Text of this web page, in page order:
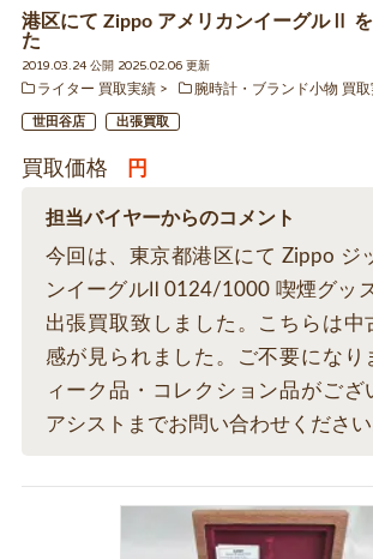
港区にて Zippo アメリカンイーグルⅡ
た
2019.03.24 公開 2025.02.06 更新
ライター 買取実績
腕時計・ブランド小物 買取
世田谷店 出張買取
買取価格 円
担当バイヤーからのコメント
今回は、東京都港区にて Zippo ジ
ンイーグルⅡ 0124/1000 喫煙グッ
出張買取致しました。こちらは中
感が見られました。ご不要になり
ィーク品・コレクション品がござ
アシストまでお問い合わせください